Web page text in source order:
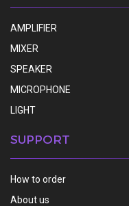
AMPLIFIER
MIXER
SPEAKER
MICROPHONE
LIGHT
SUPPORT
How to order
About us